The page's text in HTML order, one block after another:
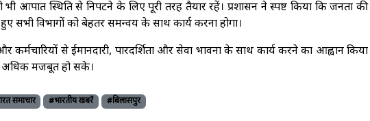
भी आपात स्थिति से निपटने के लिए पूरी तरह तैयार रहें। प्रशासन ने स्पष्ट किया कि जनता की
सभी विभागों को बेहतर समन्वय के साथ कार्य करना होगा।
से ईमानदारी, पारदर्शिता और सेवा भावना के साथ कार्य करने का आह्वान किया
अधिक मजबूत हो सके।
समाचार #भारतीय खबरें #बिलासपुर